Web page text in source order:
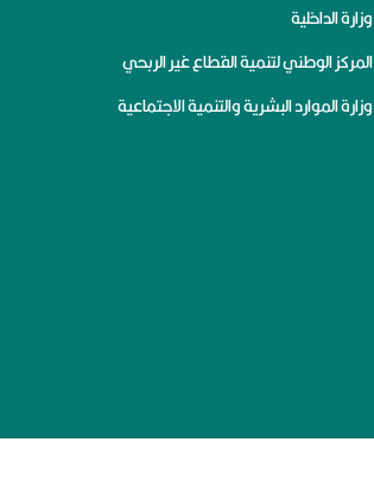
وزارة الداخلية
المركز الوطني لتنمية القطاع غير الربحي
وزارة الموارد البشرية والتنمية الاجتماعية